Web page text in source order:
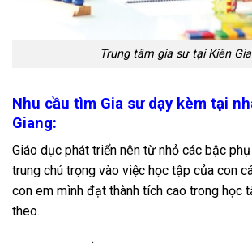
Trung tâm gia sư tại Kiên
Nhu cầu tìm Gia sư dạy kèm tại
Giang:
Giáo dục phát triển nên từ nhỏ các bậc
trung chú trọng vào việc học tập của con
con em mình đạt thành tích cao trong học
theo.